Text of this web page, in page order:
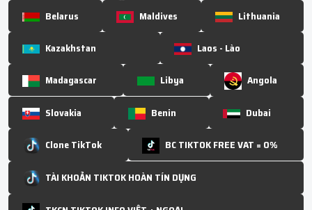
Belarus Maldives Lithuania
Kazakhstan Laos - Lào
Madagascar Libya Angola
Slovakia Benin Dubai
Clone TikTok BC TIKTOK FREE VAT = 0%
TÀI KHOẢN TIKTOK HOÀN TÍN DỤNG